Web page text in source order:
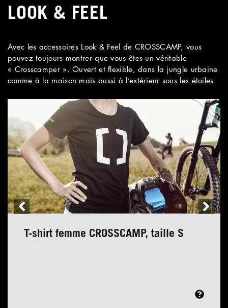
LOOK & FEEL
Avec les accessoires Look & Feel de CROSSCAMP, vous
pouvez toujours montrer que vous êtes un véritable
« Crosscamper ». Ouvert et flexible, dans la jungle urbaine
comme à la maison mais aussi à l’extérieur sous les étoiles.
T-shirt femme CROSSCAMP, taille S